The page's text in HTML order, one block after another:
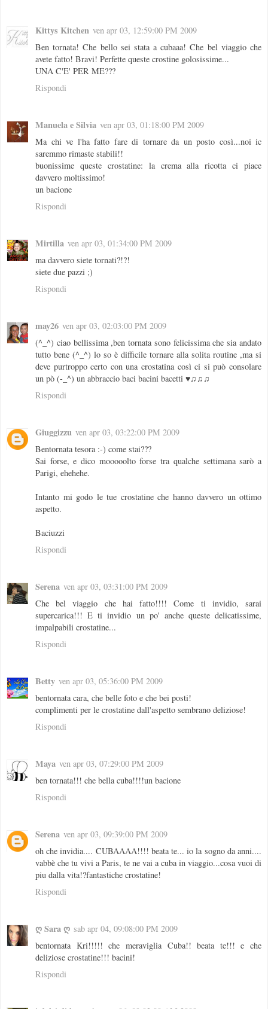
Kittys Kitchen ven apr 03, 12:59:00 PM 2009
Ben tornata! Che bello sei stata a cubaaa! Che bel viaggio che
avete fatto! Bravi! Perfette queste crostine golosissime...
UNA C'E' PER ME???
Rispondi
Manuela e Silvia ven apr 03, 01:18:00 PM 2009
Ma chi ve l'ha fatto fare di tornare da un posto così...noi ic
saremmo rimaste stabili!!
buonissime queste crostatine: la crema alla ricotta ci piace
davvero moltissimo!
un bacione
Rispondi
Mirtilla ven apr 03, 01:34:00 PM 2009
ma davvero siete tornati?!?!
siete due pazzi ;)
Rispondi
may26 ven apr 03, 02:03:00 PM 2009
(^_^) ciao bellissima ,ben tornata sono felicissima che sia andato
tutto bene (^_^) lo so è difficile tornare alla solita routine ,ma si
deve purtroppo certo con una crostatina così ci si può consolare
un pò (-_^) un abbraccio baci bacini bacetti ♥♫♫♫
Rispondi
Giuggizzu ven apr 03, 03:22:00 PM 2009
Bentornata tesora :-) come stai???
Sai forse, e dico mooooolto forse tra qualche settimana sarò a
Parigi, ehehehe.
Intanto mi godo le tue crostatine che hanno davvero un ottimo
aspetto.
Baciuzzi
Rispondi
Serena ven apr 03, 03:31:00 PM 2009
Che bel viaggio che hai fatto!!!! Come ti invidio, sarai
supercarica!!! E ti invidio un po' anche queste delicatissime,
impalpabili crostatine...
Rispondi
Betty ven apr 03, 05:36:00 PM 2009
bentornata cara, che belle foto e che bei posti!
complimenti per le crostatine dall'aspetto sembrano deliziose!
Rispondi
Maya ven apr 03, 07:29:00 PM 2009
ben tornata!!! che bella cuba!!!!un bacione
Rispondi
Serena ven apr 03, 09:39:00 PM 2009
oh che invidia.... CUBAAAA!!!! beata te... io la sogno da anni....
vabbè che tu vivi a Paris, te ne vai a cuba in viaggio...cosa vuoi di
piu dalla vita!?fantastiche crostatine!
Rispondi
ღ Sara ღ sab apr 04, 09:08:00 PM 2009
bentornata Kri!!!!! che meraviglia Cuba!! beata te!!! e che
deliziose crostatine!!! bacini!
Rispondi